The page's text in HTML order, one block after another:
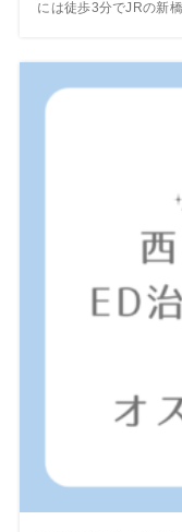
には徒歩3分でJRの新